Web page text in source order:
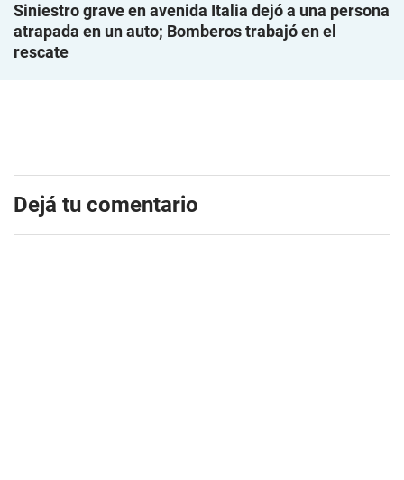
Siniestro grave en avenida Italia dejó a una persona
atrapada en un auto; Bomberos trabajó en el
rescate
Dejá tu comentario